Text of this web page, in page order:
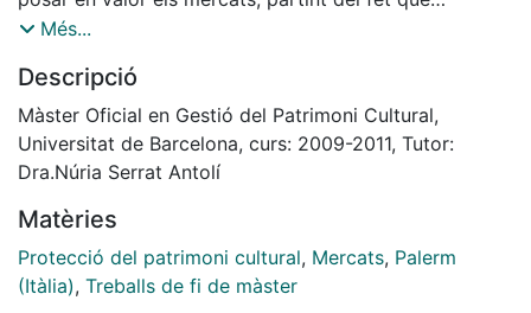
constitueixen un patrimoni cultural que cal preservar i
que es definirà més endavant s¿entén com una
proposta paraigües que engloba diferents actuacions
sota un mateix objectiu final. Així, es constitueix en
realitat com a una eina, un document que planifi ca o
adoptar en el context en què es vol actuar. D¿aquesta
manera, tot i que aquest sigui un projecte de l¿àmbit
patrimonial, serà necessari contemplar
Més...
Descripció
Màster Oficial en Gestió del Patrimoni Cultural,
Universitat de Barcelona, curs: 2009-2011, Tutor:
Dra.Núria Serrat Antolí
Matèries
Protecció del patrimoni cultural, Mercats, Palerm
(Itàlia), Treballs de fi de màster